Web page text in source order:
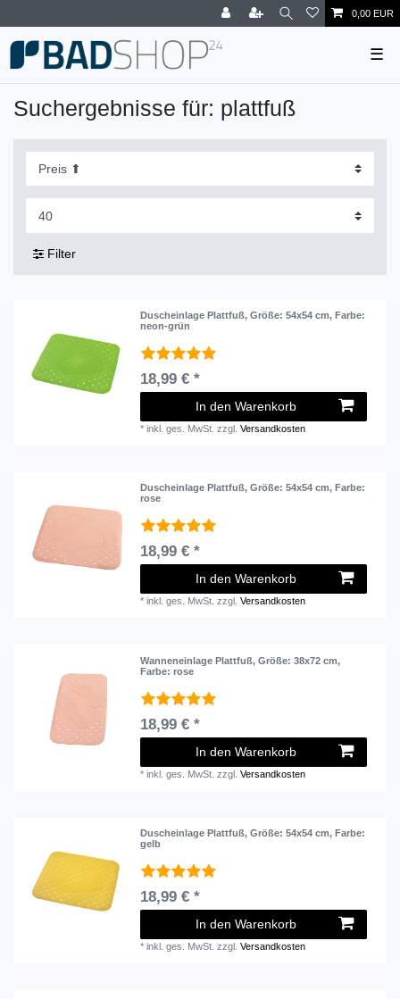
0,00 EUR
☰
Suchergebnisse für: plattfuß
Filter
Duscheinlage Plattfuß, Größe: 54x54 cm, Farbe:
neon-grün
18,99 € *
In den Warenkorb
*inkl. ges. MwSt. zzgl.Versandkosten
Duscheinlage Plattfuß, Größe: 54x54 cm, Farbe:
rose
18,99 € *
In den Warenkorb
*inkl. ges. MwSt. zzgl.Versandkosten
Wanneneinlage Plattfuß, Größe: 38x72 cm,
Farbe: rose
18,99 € *
In den Warenkorb
*inkl. ges. MwSt. zzgl.Versandkosten
Duscheinlage Plattfuß, Größe: 54x54 cm, Farbe:
gelb
18,99 € *
In den Warenkorb
*inkl. ges. MwSt. zzgl.Versandkosten